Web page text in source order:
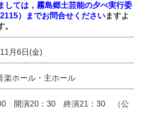
しては，霧島郷土芸能の夕べ実行委
）までお問合せくださいますよ
。
月6日(金)
楽ホール・主ホール
開演20：30 終演21：30 （公